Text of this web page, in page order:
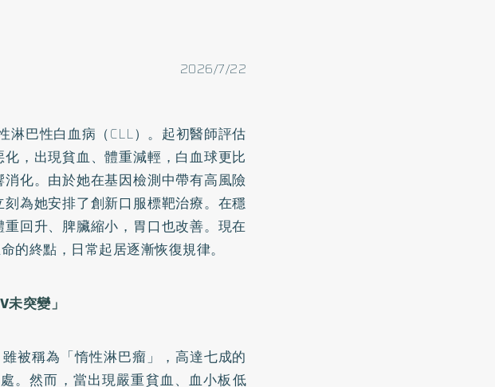
2026/7/22
巴性白血病（CLL）。起初醫師評估
，出現貧血、體重減輕，白血球更比
化。由於她在基因檢測中帶有高風險
為她安排了創新口服標靶治療。在穩
回升、脾臟縮小，胃口也改善。現在
的終點，日常起居逐漸恢復規律。
突變」
被稱為「惰性淋巴瘤」，高達七成的
。然而，當出現嚴重貧血、血小板低